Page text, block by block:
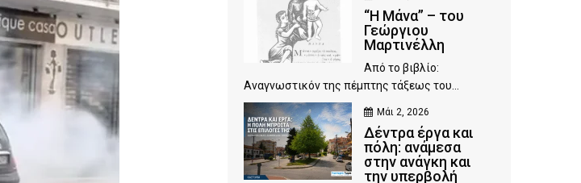
“Η Μάνα” – του
Γεώργιου
Μαρτινέλλη
Από το βιβλίο:
Αναγνωστικόν της πέμπτης τάξεως του...
Μάι 2, 2026
Δέντρα έργα και
πόλη: ανάμεσα
στην ανάγκη και
την υπερβολή